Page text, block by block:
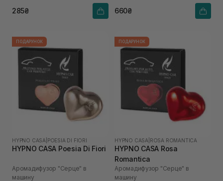
285₴ 660₴
ПОДАРУНОК
HYPNO CASA POESIA DI FIORI
HYPNO CASA Poesia Di Fiori
Аромадифузор "Серце" в
машину
ПОДАРУНОК
HYPNO CASA ROSA ROMANTICA
HYPNO CASA Rosa
Romantica
Аромадифузор "Серце" в
машину